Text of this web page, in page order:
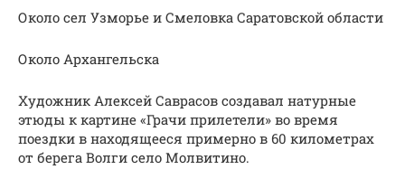
Около сел Узморье и Смеловка Саратовской области
Около Архангельска
Художник Алексей Саврасов создавал натурные
этюды к картине «Грачи прилетели» во время
поездки в находящееся примерно в 60 километрах
от берега Волги село Молвитино.